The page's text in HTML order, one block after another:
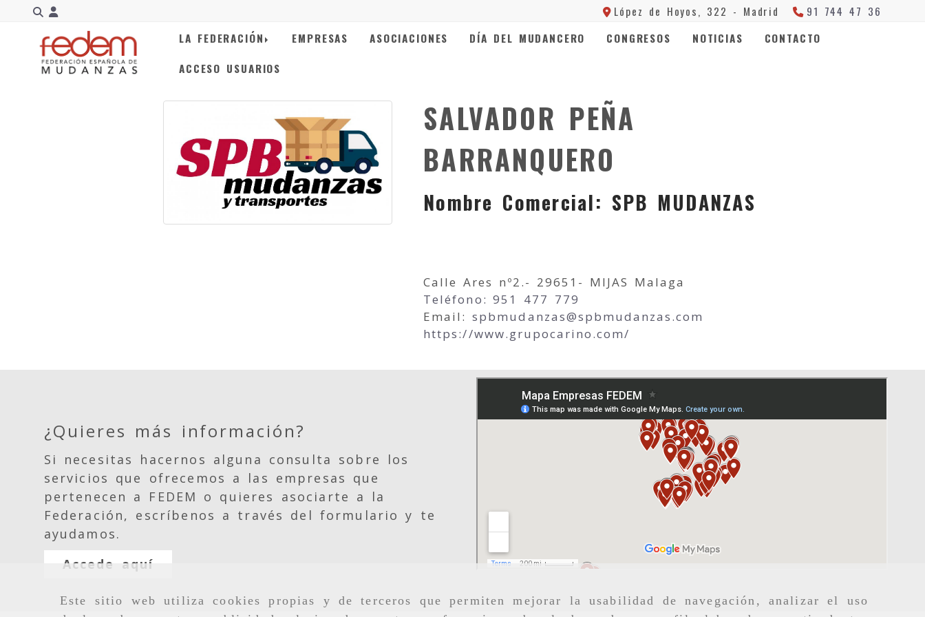
Este sitio web utiliza cookies propias y de terceros que permiten mejorar la usabilidad de navegación, analizar el uso
Identifícate López de Hoyos, 322 - Madrid
91 744 47 36
LA FEDERACIÓN
EMPRESAS ASOCIACIONES DÍA DEL MUDANCERO CONGRESOS NOTICIAS
CONTACTO
ACCESO USUARIOS
SALVADOR PEÑA
BARRANQUERO
Nombre Comercial: SPB MUDANZAS
Calle Ares nº2.- 29651- MIJAS Malaga
Teléfono: 951 477 779
Email:spbmudanzas
spbmudanzas.com
https://www.grupocarino.com/
¿Quieres más información?
Si necesitas hacernos alguna consulta sobre los
servicios que ofrecemos a las empresas que
pertenecen a FEDEM o quieres asociarte a la
Federación, escríbenos a través del formulario y te
ayudamos.
Accede aquí